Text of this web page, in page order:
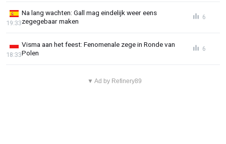
Na lang wachten: Gall mag eindelijk weer eens
zegegebaar maken
19:33
6
Visma aan het feest: Fenomenale zege in Ronde van
Polen
18:33
6
▼ Ad by Refinery89